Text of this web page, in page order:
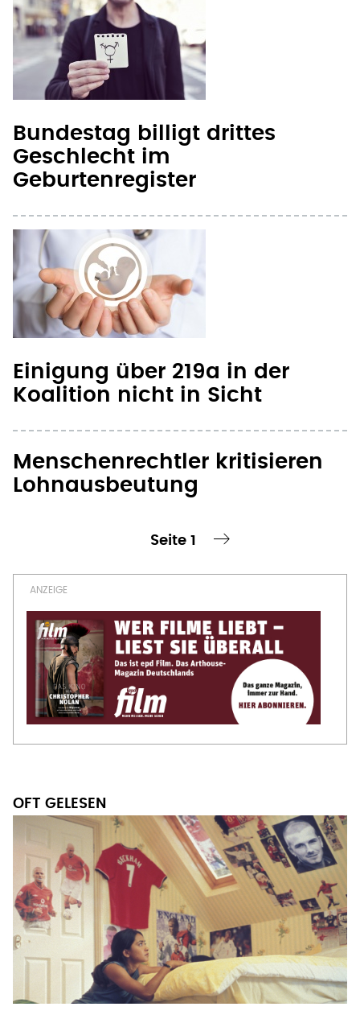
Bundestag billigt drittes
Geschlecht im
Geburtenregister
Einigung über 219a in der
Koalition nicht in Sicht
Menschenrechtler kritisieren
Lohnausbeutung
TURNIER VORBEI, UND JETZT?